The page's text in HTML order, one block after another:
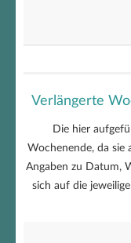
Verlängerte
Die hier
Wochenende, da sie
Angaben zu Datum,
sich auf die